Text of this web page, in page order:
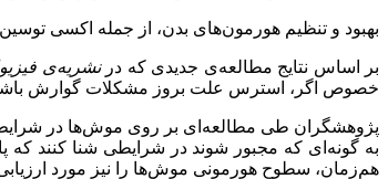
بهبود و تنظیم هورمون‌های بدن، از جمله اکسی
بر اساس نتایج مطالعه‌ی جدیدی که درنشریه‌ی
خصوص اگر، استرس علت بروز مشکلات گوارش
پژوهشگران طی مطالعه‌ای بر روی موش‌ها در شرایط
به گونه‌ای که مجبور شوند در شرایطی شنا کنند
هم‌زمان، سطوح هورمونی موش‌ها را نیز مورد ارزیابی